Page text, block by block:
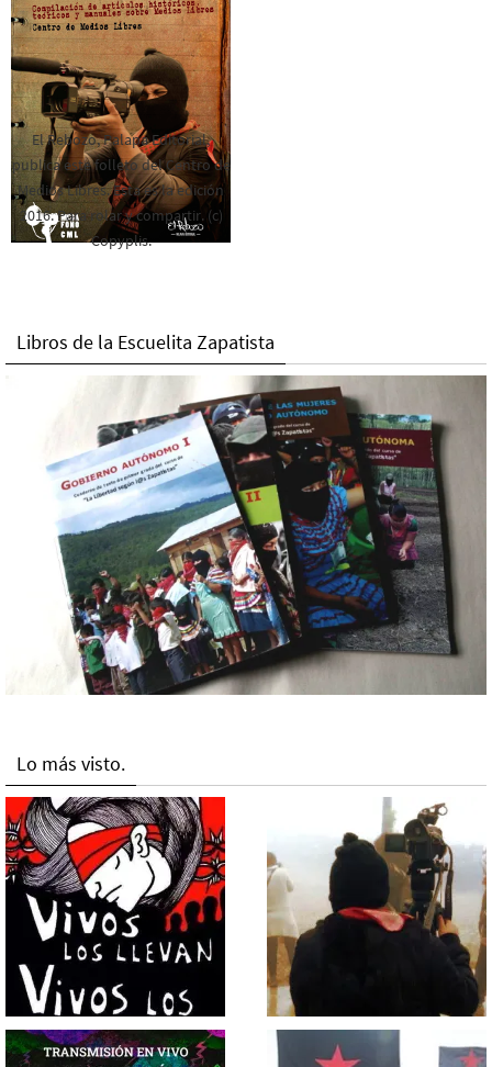
El Rebozo, Palapa Editorial,
publica este folleto del Centro de
Medios Libres. Esta es la edición
2016. Para rolar y compartir. (c)
Copyplis.
Libros de la Escuelita Zapatista
Lo más visto.